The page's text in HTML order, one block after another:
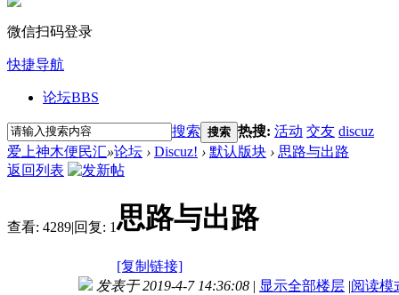
微信扫码登录
快捷导航
论坛BBS
搜索 搜索 热搜: 活动 交友 discuz
爱上神木便民汇»论坛 › Discuz! › 默认版块 › 思路与出路
返回列表
查看: 4289|回复: 1思路与出路
[复制链接]
发表于 2019-4-7 14:36:08 | 显示全部楼层 |阅读模